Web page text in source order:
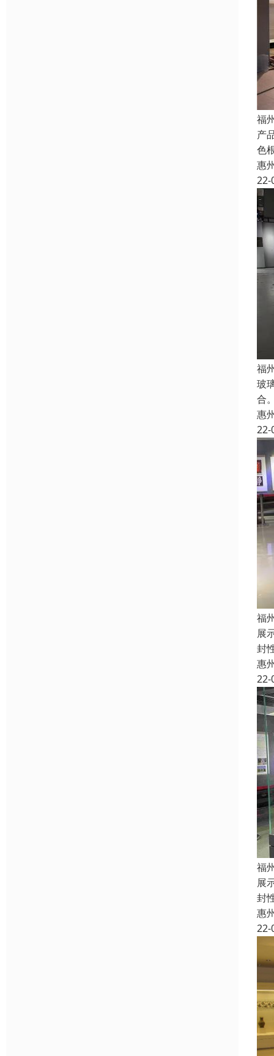
福
产
色
惠
22-
福
玻
合
惠
22-
福
展
封
惠
22-
福
展
封
惠
22-